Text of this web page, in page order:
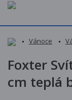
Vánoce
Foxter
cm teplá